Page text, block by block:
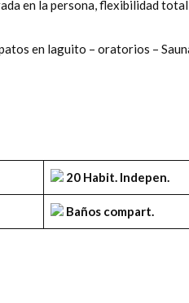
en la persona, flexibilidad
en laguito – oratorios –
20 Habit. Indepen.
Baños compart.